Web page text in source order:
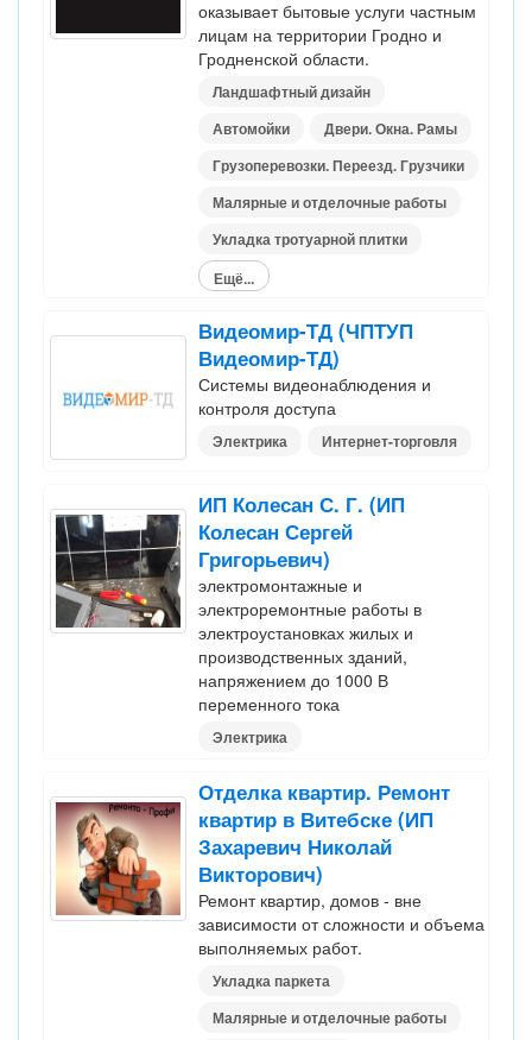
оказывает бытовые услуги частным
лицам на территории Гродно и
Гродненской области.
Ландшафтный дизайн
Автомойки
Двери. Окна. Рамы
Грузоперевозки. Переезд. Грузчики
Малярные и отделочные работы
Укладка тротуарной плитки
Ещё...
Видеомир-ТД (ЧПТУП
Видеомир-ТД)
Системы видеонаблюдения и
контроля доступа
Электрика Интернет-торговля
ИП Колесан С. Г. (ИП
Колесан Сергей
Григорьевич)
электромонтажные и
электроремонтные работы в
электроустановках жилых и
производственных зданий,
напряжением до 1000 В
переменного тока
Электрика
Отделка квартир. Ремонт
квартир в Витебске (ИП
Захаревич Николай
Викторович)
Ремонт квартир, домов - вне
зависимости от сложности и объема
выполняемых работ.
Укладка паркета
Малярные и отделочные работы